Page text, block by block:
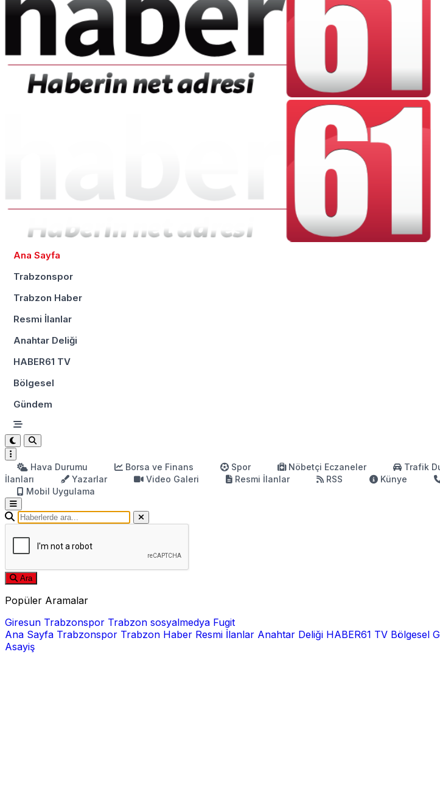
Ana Sayfa
Trabzonspor
Trabzon Haber
Resmi İlanlar
Anahtar Deliği
HABER61 TV
Bölgesel
Gündem
Hava Durumu Borsa ve Finans Spor Nöbetçi Eczaneler Trafik
İlanları
Yazarlar Video Galeri Resmi İlanlar RSS Künye
Mobil Uygulama
Ara
Popüler Aramalar
Giresun Trabzonspor Trabzon sosyalmedya Fugit
Ana Sayfa Trabzonspor Trabzon Haber Resmi İlanlar Anahtar Deliği HABER61 TV Bölgesel
Asayiş